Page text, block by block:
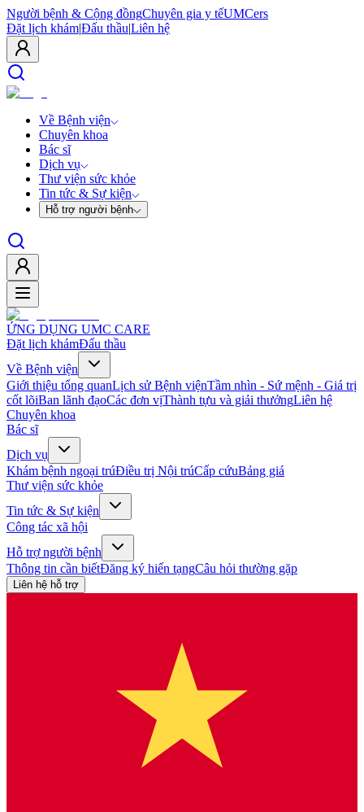
Người bệnh & Cộng đồngChuyên gia y tếUMCers
Đặt lịch khám|Đấu thầu|Liên hệ
Về Bệnh viện
Chuyên khoa
Bác sĩ
Dịch vụ
Thư viện sức khỏe
Tin tức & Sự kiện
Hỗ trợ người bệnh
ỨNG DỤNG UMC CARE
Đặt lịch khámĐấu thầu
Về Bệnh viện
Giới thiệu tổng quanLịch sử Bệnh việnTầm nhìn - Sứ mệnh - Giá trị
cốt lõiBan lãnh đạoCác đơn vịThành tựu và giải thưởngLiên hệ
Chuyên khoa
Bác sĩ
Dịch vụ
Khám bệnh ngoại trúĐiều trị Nội trúCấp cứuBảng giá
Thư viện sức khỏe
Tin tức & Sự kiện
Công tác xã hội
Hỗ trợ người bệnh
Thông tin cần biếtĐăng ký hiến tạngCâu hỏi thường gặp
Liên hệ hỗ trợ